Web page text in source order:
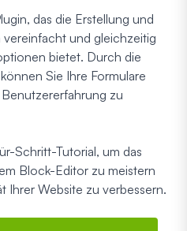
das die Erstellung und
und gleichzeitig
bietet. Durch die
Sie Ihre Formulare
zu
Schritt-Tutorial, um das
Block-Editor zu meistern
Ihrer Website zu verbessern.